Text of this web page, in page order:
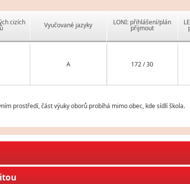
cizích Vyučované jazyky
A
LONI: přihlášení/plán
přijmout
172 / 30
prostředí, část výuky oborů probíhá mimo obec, kde sídlí škola.